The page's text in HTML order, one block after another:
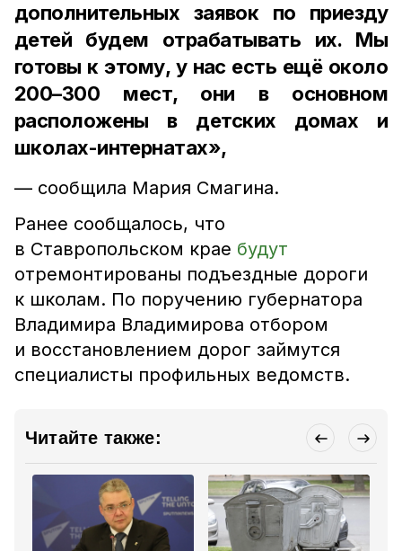
дополнительных заявок по приезду
детей будем отрабатывать их. Мы
готовы к этому, у нас есть ещё около
200–300 мест, они в основном
расположены в детских домах и
школах-интернатах»,
— сообщила Мария Смагина.
Ранее сообщалось, что
в Ставропольском крае будут
отремонтированы подъездные дороги
к школам. По поручению губернатора
Владимира Владимирова отбором
и восстановлением дорог займутся
специалисты профильных ведомств.
Читайте также: